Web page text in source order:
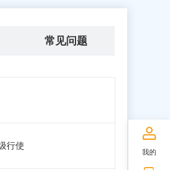
常见问题
行使
我的